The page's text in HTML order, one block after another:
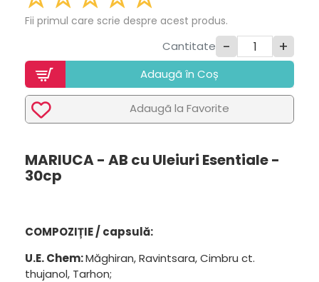
Fii primul care scrie despre acest produs.
Cantitate - +
Adaugã în Coș
Adaugã la Favorite
MARIUCA - AB cu Uleiuri Esentiale -
30cp
COMPOZIȚIE / capsulă:
U.E. Chem:Măghiran, Ravintsara, Cimbru ct.
thujanol, Tarhon;